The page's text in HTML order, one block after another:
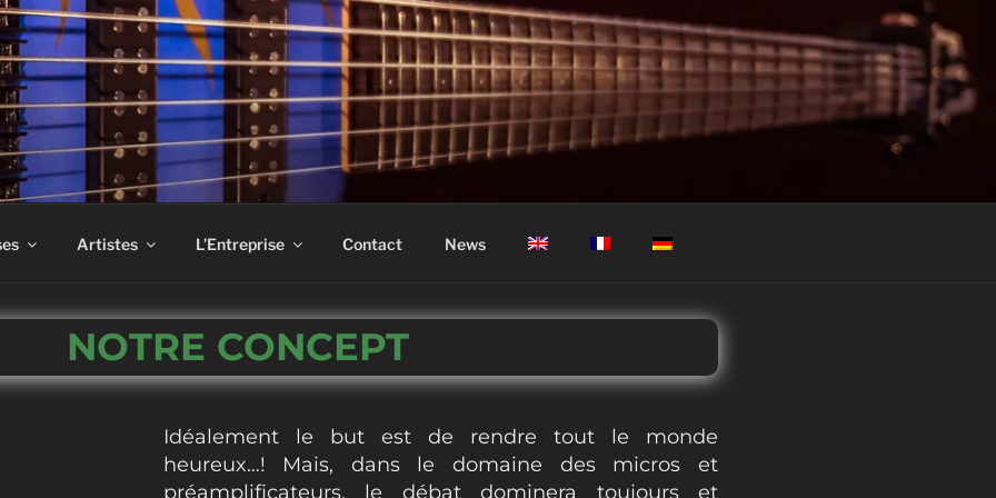
Artistes L’Entreprise Contact News
NOTRE CONCEPT
Idéalement le but est de rendre tout le monde
heureux…! Mais, dans le domaine des micros et
préamplificateurs, le débat dominera toujours et